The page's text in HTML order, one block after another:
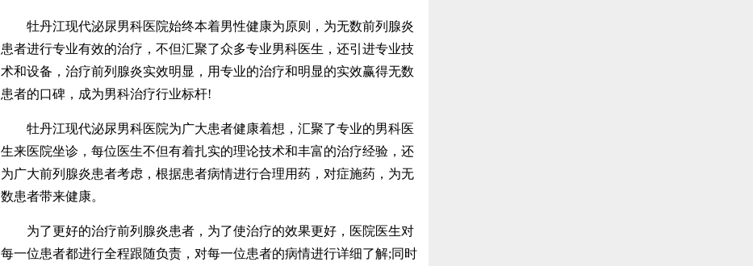
牡丹江现代泌尿男科医院始终本着男性健康为原则，为无数前列腺炎
患者进行专业有效的治疗，不但汇聚了众多专业男科医生，还引进专业技
术和设备，治疗前列腺炎实效明显，用专业的治疗和明显的实效赢得无数
患者的口碑，成为男科治疗行业标杆!
牡丹江现代泌尿男科医院为广大患者健康着想，汇聚了专业的男科医
生来医院坐诊，每位医生不但有着扎实的理论技术和丰富的治疗经验，还
为广大前列腺炎患者考虑，根据患者病情进行合理用药，对症施药，为无
数患者带来健康。
为了更好的治疗前列腺炎患者，为了使治疗的效果更好，医院医生对
每一位患者都进行全程跟随负责，对每一位患者的病情进行详细了解;同时